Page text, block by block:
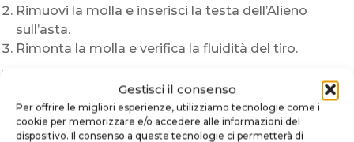
Gestisci il consenso
Per offrire le migliori esperienze, utilizziamo tecnologie come i
cookie per memorizzare e/o accedere alle informazioni del
dispositivo. Il consenso a queste tecnologie ci permetterà di
Rimuovi la molla e inserisci la testa dell’Alieno
sull’asta.
Rimonta la molla e verifica la fluidità del tiro.
Il tuo flipper acquisterà subito un aspetto vivace e
divertente, nel perfetto stile Pixar.
🌟 Un pezzo unico per veri fan